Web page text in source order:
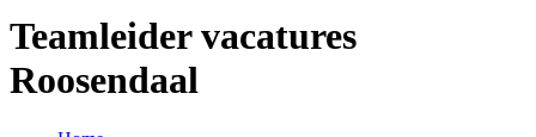
Teamleider vacatures
Roosendaal